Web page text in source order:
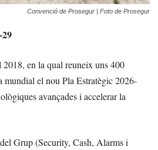
Convenció de Prosegur | Foto de Prosegur
2018, en la qual reuneix uns 400
mundial el nou Pla Estratègic 2026-
avançades i accelerar la
Grup (Security, Cash, Alarms i